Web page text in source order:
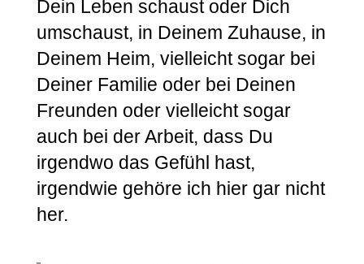
Dein Leben schaust oder Dich
umschaust, in Deinem Zuhause, in
Deinem Heim, vielleicht sogar bei
Deiner Familie oder bei Deinen
Freunden oder vielleicht sogar
auch bei der Arbeit, dass Du
irgendwo das Gefühl hast,
irgendwie gehöre ich hier gar nicht
her.